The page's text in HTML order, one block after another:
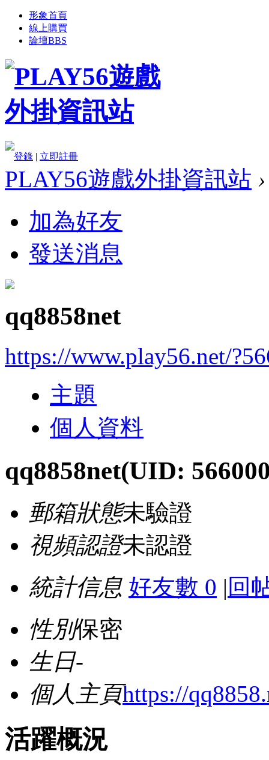
形象首頁
線上購買
論壇BBS
登錄 | 立即註冊
PLAY56遊戲外掛資訊站 ›
加為好友
發送消息
qq8858net
https://www.play56.net/
主題
個人資料
qq8858net(UID:
郵箱狀態未驗證
視頻認證未認證
統計信息 好友數 0 | 回
性別保密
生日-
個人主頁https://
活躍概況